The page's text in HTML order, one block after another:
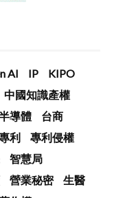
AI IP
KIPO
中國知識產權
導體
台商
利
專利侵權
智慧局
營業秘密
生醫